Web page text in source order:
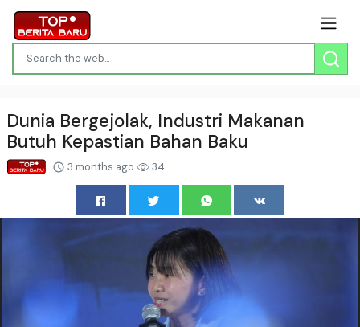
Dunia Bergejolak, Industri Makanan
Butuh Kepastian Bahan Baku
3 months ago 34